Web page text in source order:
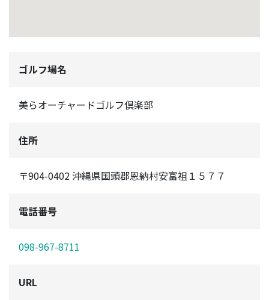
ゴルフ場名
美らオーチャードゴルフ倶楽部
住所
〒904-0402 沖縄県国頭郡恩納村安富祖１５７７
電話番号
098-967-8711
URL